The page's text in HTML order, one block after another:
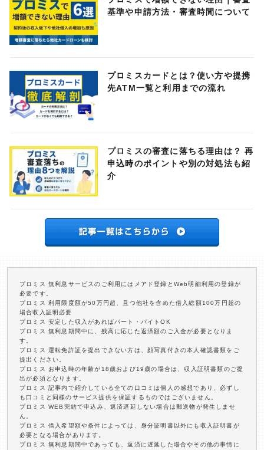
基準や申請方法・審査時間について
プロミスカードとは？使い方や提携
先ATM一覧と利用までの流れ
プロミスの審査に落ちる理由は？ 再
申込時のポイントや別の対処法も紹
介
プロミス 無利息サービスのご利用にはメアド登録とWeb明細利用の登録が
必要です。
プロミス 利用限度額が50万円超、且つ他社を含めた借入総額100万円超の
場合収入証明必要
プロミス 安定した収入があればパート・バイトOK
プロミス 無利息期間中に、残高に応じた返済額のご入金が必要となりま
す。
プロミス 運転免許証を提出できない方は、顔写真付きの本人確認書類をご
提出ください。
プロミス お申込時の年齢が18歳および19歳の場合は、収入証明書類のご提
出が必須となります。
プロミス 記事内で紹介している全ての口コミは個人の感想であり、必ずし
も口コミと同様のサービス提供を保証するものではございません。
プロミス WEB完結で申込み、返済遅延しない場合は郵送物が発生しませ
ん。
プロミス 借入希望額や条件によっては、身分証明書以外にも収入証明書が
必要となる場合があります。
プロミス 無利息期間中であっても、返済に遅延した場合やその他の事情に